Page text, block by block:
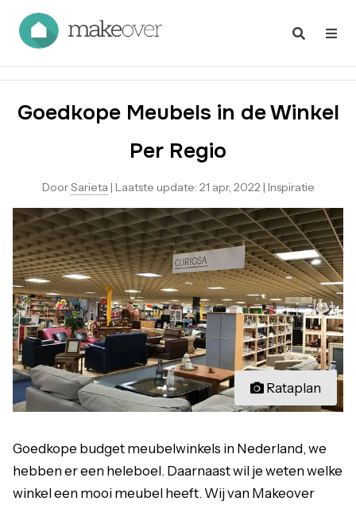
Goedkope Meubels in de Winkel
Per Regio
DoorSarieta | Laatste update: 21 apr, 2022 | Inspiratie
Rataplan
Goedkope budget meubelwinkels in Nederland, we
hebben er een heleboel. Daarnaast wil je weten welke
winkel een mooi meubel heeft. Wij van Makeover